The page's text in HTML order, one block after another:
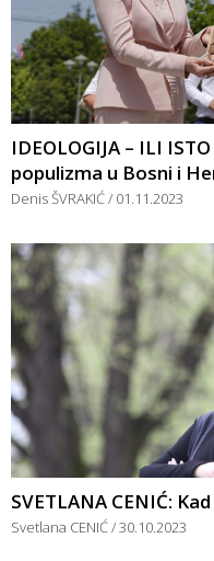
IDEOLOGIJA – ILI
populizma u Bosni i
Denis ŠVRAKIĆ 01.11.2023
SVETLANA CENIĆ:
Svetlana CENIĆ 30.10.2023